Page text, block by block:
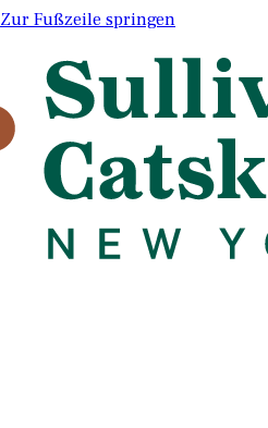
Zur Fußzeile springen